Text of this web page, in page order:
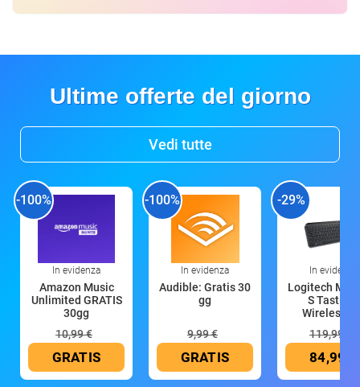
Ultime offerte del giorno
Vedi tutte
-100%
In evidenza
Amazon Music
Unlimited GRATIS
30gg
10,99 €
GRATIS
-100%
In evidenza
Audible: Gratis 30
gg
9,99 €
GRATIS
-29%
In evidenza
Logitech MX
S Tastiera
Wireless
119,99 €
84,99 €